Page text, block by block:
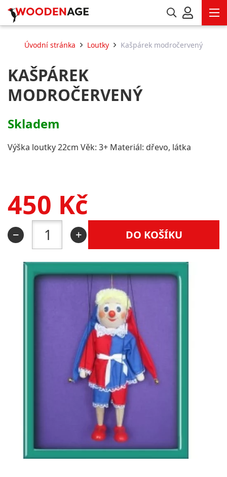
Úvodní stránka Loutky Kašpárek modročervený
KAŠPÁREK
MODROČERVENÝ
Skladem
Výška loutky 22cm Věk: 3+ Materiál: dřevo, látka
450 Kč
DO KOŠÍKU